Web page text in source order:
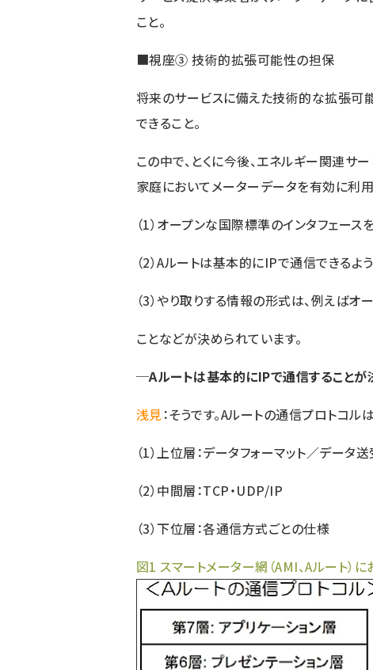
こと。
■視座③ 技術的拡張可能性の担保
将来のサービスに備えた技術的な拡張可
できること。
この中で、とくに今後、エネルギー関連サ
家庭においてメーターデータを有効に利
（1）オープンな国際標準のインタフェース
（2）Aルートは基本的にIPで通信できるよう
（3）やり取りする情報の形式は、例えば
ことなどが決められています。
─Aルートは基本的にIPで通信することが
浅見：そうです。Aルートの通信プロトコル
（1）上位層：データフォーマット／データ
（2）中間層：TCP・UDP/IP
（3）下位層：各通信方式ごとの仕様
図1 スマートメーター網（AMI、Aルート）